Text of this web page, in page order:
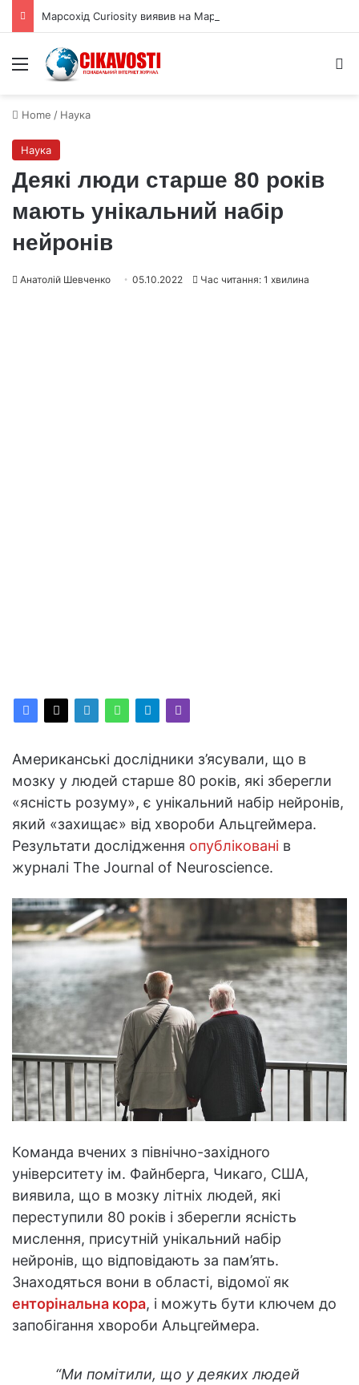
Menu
Home / Наука
Наука
Деякі люди старше 80 років
мають унікальний набір
нейронів
Анатолій Шевченко 05.10.2022 Час читання: 1 хвилина
Американські дослідники з’ясували, що в
мозку у людей старше 80 років, які зберегли
«ясність розуму», є унікальний набір нейронів,
який «захищає» від хвороби Альцгеймера.
Результати дослідження опубліковані в
журналі The Journal of Neuroscience.
Команда вчених з північно-західного
університету ім. Файнберга, Чикаго, США,
виявила, що в мозку літніх людей, які
переступили 80 років і зберегли ясність
мислення, присутній унікальний набір
нейронів, що відповідають за пам’ять.
Знаходяться вони в області, відомої як
енторінальна кора, і можуть бути ключем до
запобігання хвороби Альцгеймера.
“Ми помітили, що у деяких людей